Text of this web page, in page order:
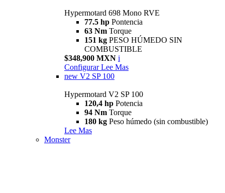
Hypermotard 698 Mono RVE
77.5 hp Pontencia
63 Nm Torque
151 kg PESO HÚMEDO SIN
COMBUSTIBLE
$348,900 MXN i
Configurar Lee Mas
new V2 SP 100
Hypermotard V2 SP 100
120,4 hp Potencia
94 Nm Torque
180 kg Peso húmedo (sin combustible)
Lee Mas
Monster